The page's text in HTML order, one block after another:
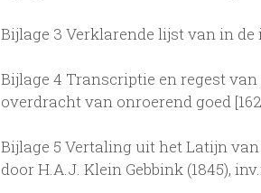
Bijlage 3 Verklarende lijst van in
Bijlage 4 Transcriptie en regest
overdracht van onroerend goed
Bijlage 5 Vertaling uit het Latijn
door H.A.J. Klein Gebbink (1845),